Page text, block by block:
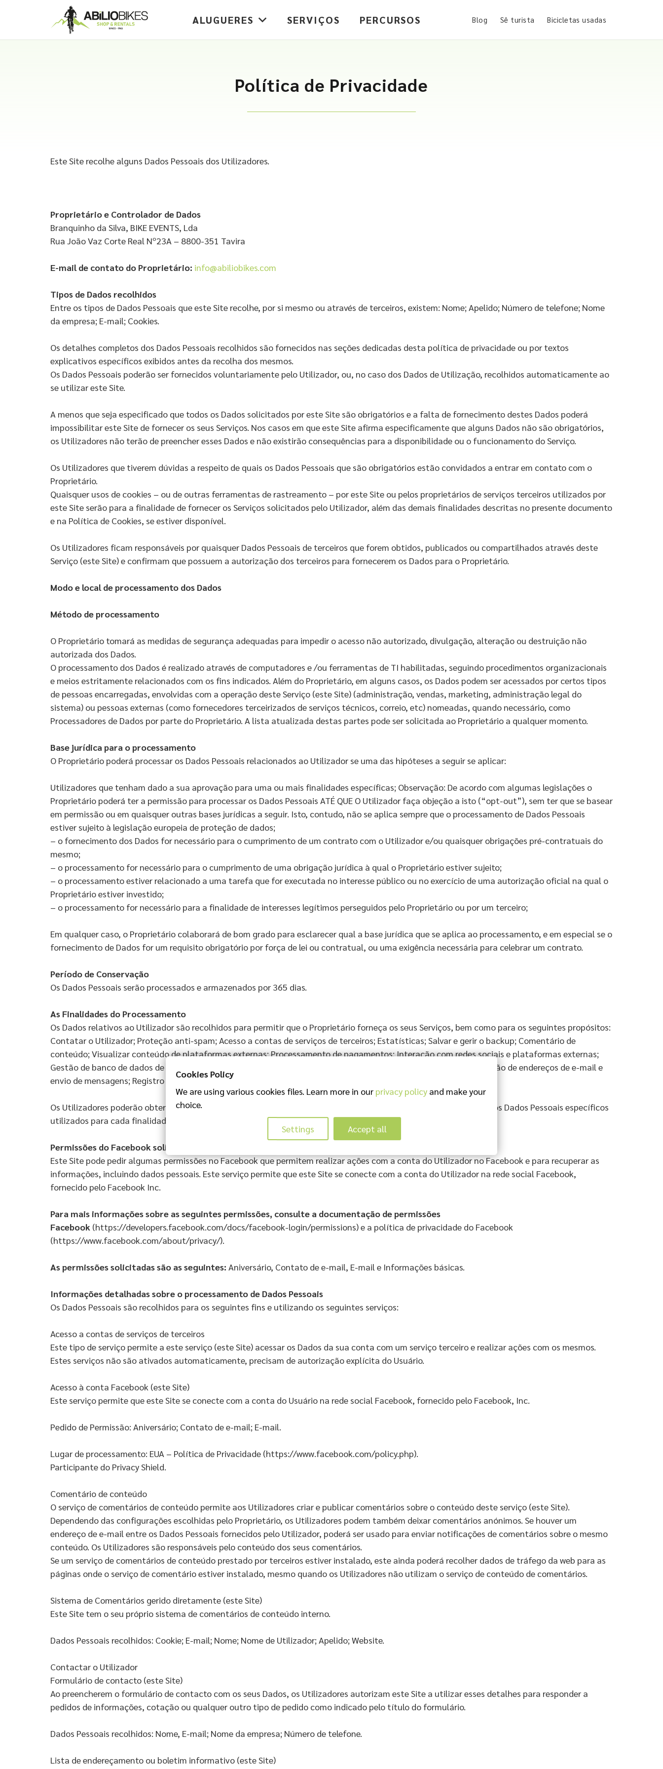
ALUGUERES SERVIÇOS PERCURSOS Blog Sê turista Bicicletas usadas
Política de Privacidade
Este Site recolhe alguns Dados Pessoais dos Utilizadores.
Proprietário e Controlador de Dados
Branquinho da Silva, BIKE EVENTS, Lda
Rua João Vaz Corte Real Nº23A – 8800-351 Tavira
E-mail de contato do Proprietário: info@abiliobikes.com
Tipos de Dados recolhidos
Entre os tipos de Dados Pessoais que este Site recolhe, por si mesmo ou através de terceiros, existem: Nome; Apelido; Número de telefone; Nome
da empresa; E-mail; Cookies.
Os detalhes completos dos Dados Pessoais recolhidos são fornecidos nas seções dedicadas desta política de privacidade ou por textos
explicativos específicos exibidos antes da recolha dos mesmos.
Os Dados Pessoais poderão ser fornecidos voluntariamente pelo Utilizador, ou, no caso dos Dados de Utilização, recolhidos automaticamente ao
se utilizar este Site.
A menos que seja especificado que todos os Dados solicitados por este Site são obrigatórios e a falta de fornecimento destes Dados poderá
impossibilitar este Site de fornecer os seus Serviços. Nos casos em que este Site afirma especificamente que alguns Dados não são obrigatórios,
os Utilizadores não terão de preencher esses Dados e não existirão consequências para a disponibilidade ou o funcionamento do Serviço.
Os Utilizadores que tiverem dúvidas a respeito de quais os Dados Pessoais que são obrigatórios estão convidados a entrar em contato com o
Proprietário.
Quaisquer usos de cookies – ou de outras ferramentas de rastreamento – por este Site ou pelos proprietários de serviços terceiros utilizados por
este Site serão para a finalidade de fornecer os Serviços solicitados pelo Utilizador, além das demais finalidades descritas no presente documento
e na Política de Cookies, se estiver disponível.
Os Utilizadores ficam responsáveis por quaisquer Dados Pessoais de terceiros que forem obtidos, publicados ou compartilhados através deste
Serviço (este Site) e confirmam que possuem a autorização dos terceiros para fornecerem os Dados para o Proprietário.
Modo e local de processamento dos Dados
Método de processamento
O Proprietário tomará as medidas de segurança adequadas para impedir o acesso não autorizado, divulgação, alteração ou destruição não
autorizada dos Dados.
O processamento dos Dados é realizado através de computadores e /ou ferramentas de TI habilitadas, seguindo procedimentos organizacionais
e meios estritamente relacionados com os fins indicados. Além do Proprietário, em alguns casos, os Dados podem ser acessados por certos tipos
de pessoas encarregadas, envolvidas com a operação deste Serviço (este Site) (administração, vendas, marketing, administração legal do
sistema) ou pessoas externas (como fornecedores terceirizados de serviços técnicos, correio, etc) nomeadas, quando necessário, como
Processadores de Dados por parte do Proprietário. A lista atualizada destas partes pode ser solicitada ao Proprietário a qualquer momento.
Base jurídica para o processamento
O Proprietário poderá processar os Dados Pessoais relacionados ao Utilizador se uma das hipóteses a seguir se aplicar:
Utilizadores que tenham dado a sua aprovação para uma ou mais finalidades específicas; Observação: De acordo com algumas legislações o
Proprietário poderá ter a permissão para processar os Dados Pessoais ATÉ QUE O Utilizador faça objeção a isto (“opt-out”), sem ter que se basear
em permissão ou em quaisquer outras bases jurídicas a seguir. Isto, contudo, não se aplica sempre que o processamento de Dados Pessoais
estiver sujeito à legislação europeia de proteção de dados;
– o fornecimento dos Dados for necessário para o cumprimento de um contrato com o Utilizador e/ou quaisquer obrigações pré-contratuais do
mesmo;
– o processamento for necessário para o cumprimento de uma obrigação jurídica à qual o Proprietário estiver sujeito;
– o processamento estiver relacionado a uma tarefa que for executada no interesse público ou no exercício de uma autorização oficial na qual o
Proprietário estiver investido;
– o processamento for necessário para a finalidade de interesses legítimos perseguidos pelo Proprietário ou por um terceiro;
Em qualquer caso, o Proprietário colaborará de bom grado para esclarecer qual a base jurídica que se aplica ao processamento, e em especial se o
fornecimento de Dados for um requisito obrigatório por força de lei ou contratual, ou uma exigência necessária para celebrar um contrato.
Período de Conservação
Os Dados Pessoais serão processados e armazenados por 365 dias.
As Finalidades do Processamento
Os Dados relativos ao Utilizador são recolhidos para permitir que o Proprietário forneça os seus Serviços, bem como para os seguintes propósitos:
Contatar o Utilizador; Proteção anti-spam; Acesso a contas de serviços de terceiros; Estatísticas; Salvar e gerir o backup; Comentário de
conteúdo; Visualizar conteúdo de plataformas externas; Processamento de pagamentos; Interação com redes sociais e plataformas externas;
Gestão de banco de dados de Utilizadores; Interação com plataformas de recolha de dados e outros terceiros; Gestão de endereços de e-mail e
envio de mensagens; Registro e autenticação; Gestão de tags e Otimização e distribuição de tráfego.
Os Utilizadores poderão obter informações adicionais detalhadas sobre tais finalidades do processamento e sobre os Dados Pessoais específicos
utilizados para cada finalidade nas seções respetivas deste documento.
Permissões do Facebook solicitadas por este Site
Este Site pode pedir algumas permissões no Facebook que permitem realizar ações com a conta do Utilizador no Facebook e para recuperar as
informações, incluindo dados pessoais. Este serviço permite que este Site se conecte com a conta do Utilizador na rede social Facebook,
fornecido pelo Facebook Inc.
Para mais informações sobre as seguintes permissões, consulte a documentação de permissões
Facebook (https://developers.facebook.com/docs/facebook-login/permissions) e a política de privacidade do Facebook
(https://www.facebook.com/about/privacy/).
As permissões solicitadas são as seguintes: Aniversário, Contato de e-mail, E-mail e Informações básicas.
Informações detalhadas sobre o processamento de Dados Pessoais
Os Dados Pessoais são recolhidos para os seguintes fins e utilizando os seguintes serviços:
Acesso a contas de serviços de terceiros
Este tipo de serviço permite a este serviço (este Site) acessar os Dados da sua conta com um serviço terceiro e realizar ações com os mesmos.
Estes serviços não são ativados automaticamente, precisam de autorização explícita do Usuário.
Acesso à conta Facebook (este Site)
Este serviço permite que este Site se conecte com a conta do Usuário na rede social Facebook, fornecido pelo Facebook, Inc.
Pedido de Permissão: Aniversário; Contato de e-mail; E-mail.
Lugar de processamento: EUA – Política de Privacidade (https://www.facebook.com/policy.php).
Participante do Privacy Shield.
Comentário de conteúdo
O serviço de comentários de conteúdo permite aos Utilizadores criar e publicar comentários sobre o conteúdo deste serviço (este Site).
Dependendo das configurações escolhidas pelo Proprietário, os Utilizadores podem também deixar comentários anónimos. Se houver um
endereço de e-mail entre os Dados Pessoais fornecidos pelo Utilizador, poderá ser usado para enviar notificações de comentários sobre o mesmo
conteúdo. Os Utilizadores são responsáveis pelo conteúdo dos seus comentários.
Se um serviço de comentários de conteúdo prestado por terceiros estiver instalado, este ainda poderá recolher dados de tráfego da web para as
páginas onde o serviço de comentário estiver instalado, mesmo quando os Utilizadores não utilizam o serviço de conteúdo de comentários.
Sistema de Comentários gerido diretamente (este Site)
Este Site tem o seu próprio sistema de comentários de conteúdo interno.
Dados Pessoais recolhidos: Cookie; E-mail; Nome; Nome de Utilizador; Apelido; Website.
Contactar o Utilizador
Formulário de contacto (este Site)
Ao preencherem o formulário de contacto com os seus Dados, os Utilizadores autorizam este Site a utilizar esses detalhes para responder a
pedidos de informações, cotação ou qualquer outro tipo de pedido como indicado pelo título do formulário.
Dados Pessoais recolhidos: Nome, E-mail; Nome da empresa; Número de telefone.
Lista de endereçamento ou boletim informativo (este Site)
Cookies Policy
We are using various cookies files. Learn more in our privacy policy and make your
choice.
Settings Accept all